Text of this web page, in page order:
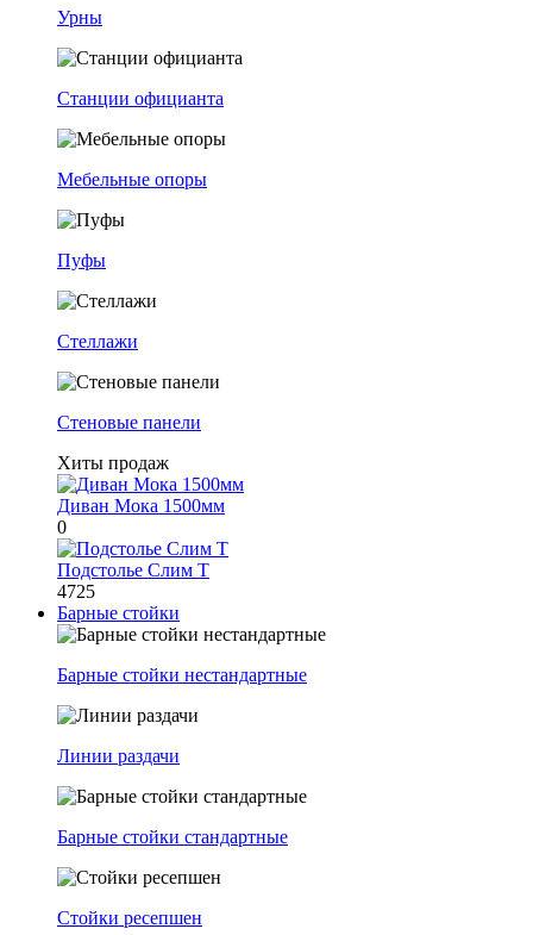
Урны
Станции официанта
Мебельные опоры
Пуфы
Стеллажи
Стеновые панели
Хиты продаж
Диван Мока 1500мм
0
Подстолье Слим Т
4725
Барные стойки
Барные стойки нестандартные
Линии раздачи
Барные стойки стандартные
Стойки ресепшен